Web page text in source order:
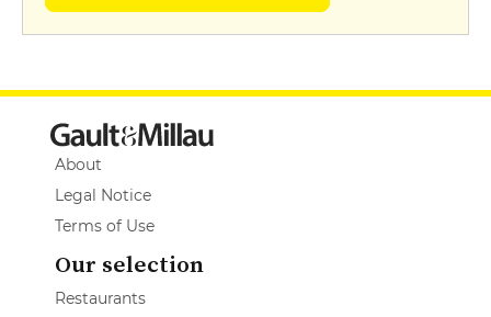
About
Legal Notice
Terms of Use
Our selection
Restaurants